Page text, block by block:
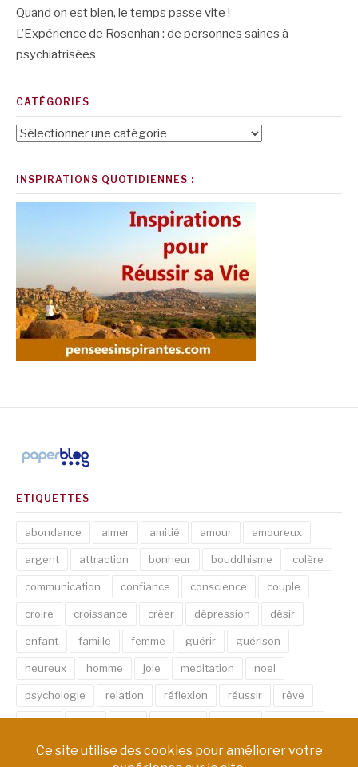
Quand on est bien, le temps passe vite !
L’Expérience de Rosenhan : de personnes saines à
psychiatrisées
CATÉGORIES
Catégories
INSPIRATIONS QUOTIDIENNES :
ETIQUETTES
abondance aimer amitié amour amoureux
argent attraction bonheur bouddhisme colère
communication confiance conscience couple
croire croissance créer dépression désir
enfant famille femme guérir guérison
heureux homme joie meditation noel
psychologie relation réflexion réussir rêve
santé sexe soin spirituel succès thérapie
vie âme émotion énergie équilibre